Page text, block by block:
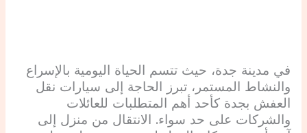
في مدينة جدة، حيث تتسم الحياة اليومية بالإسراع
والنشاط المستمر، تبرز الحاجة إلى سيارات نقل
العفش بجدة كأحد أهم المتطلبات للعائلات
والشركات على حد سواء. الانتقال من منزل إلى